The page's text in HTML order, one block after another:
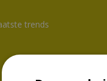
trends